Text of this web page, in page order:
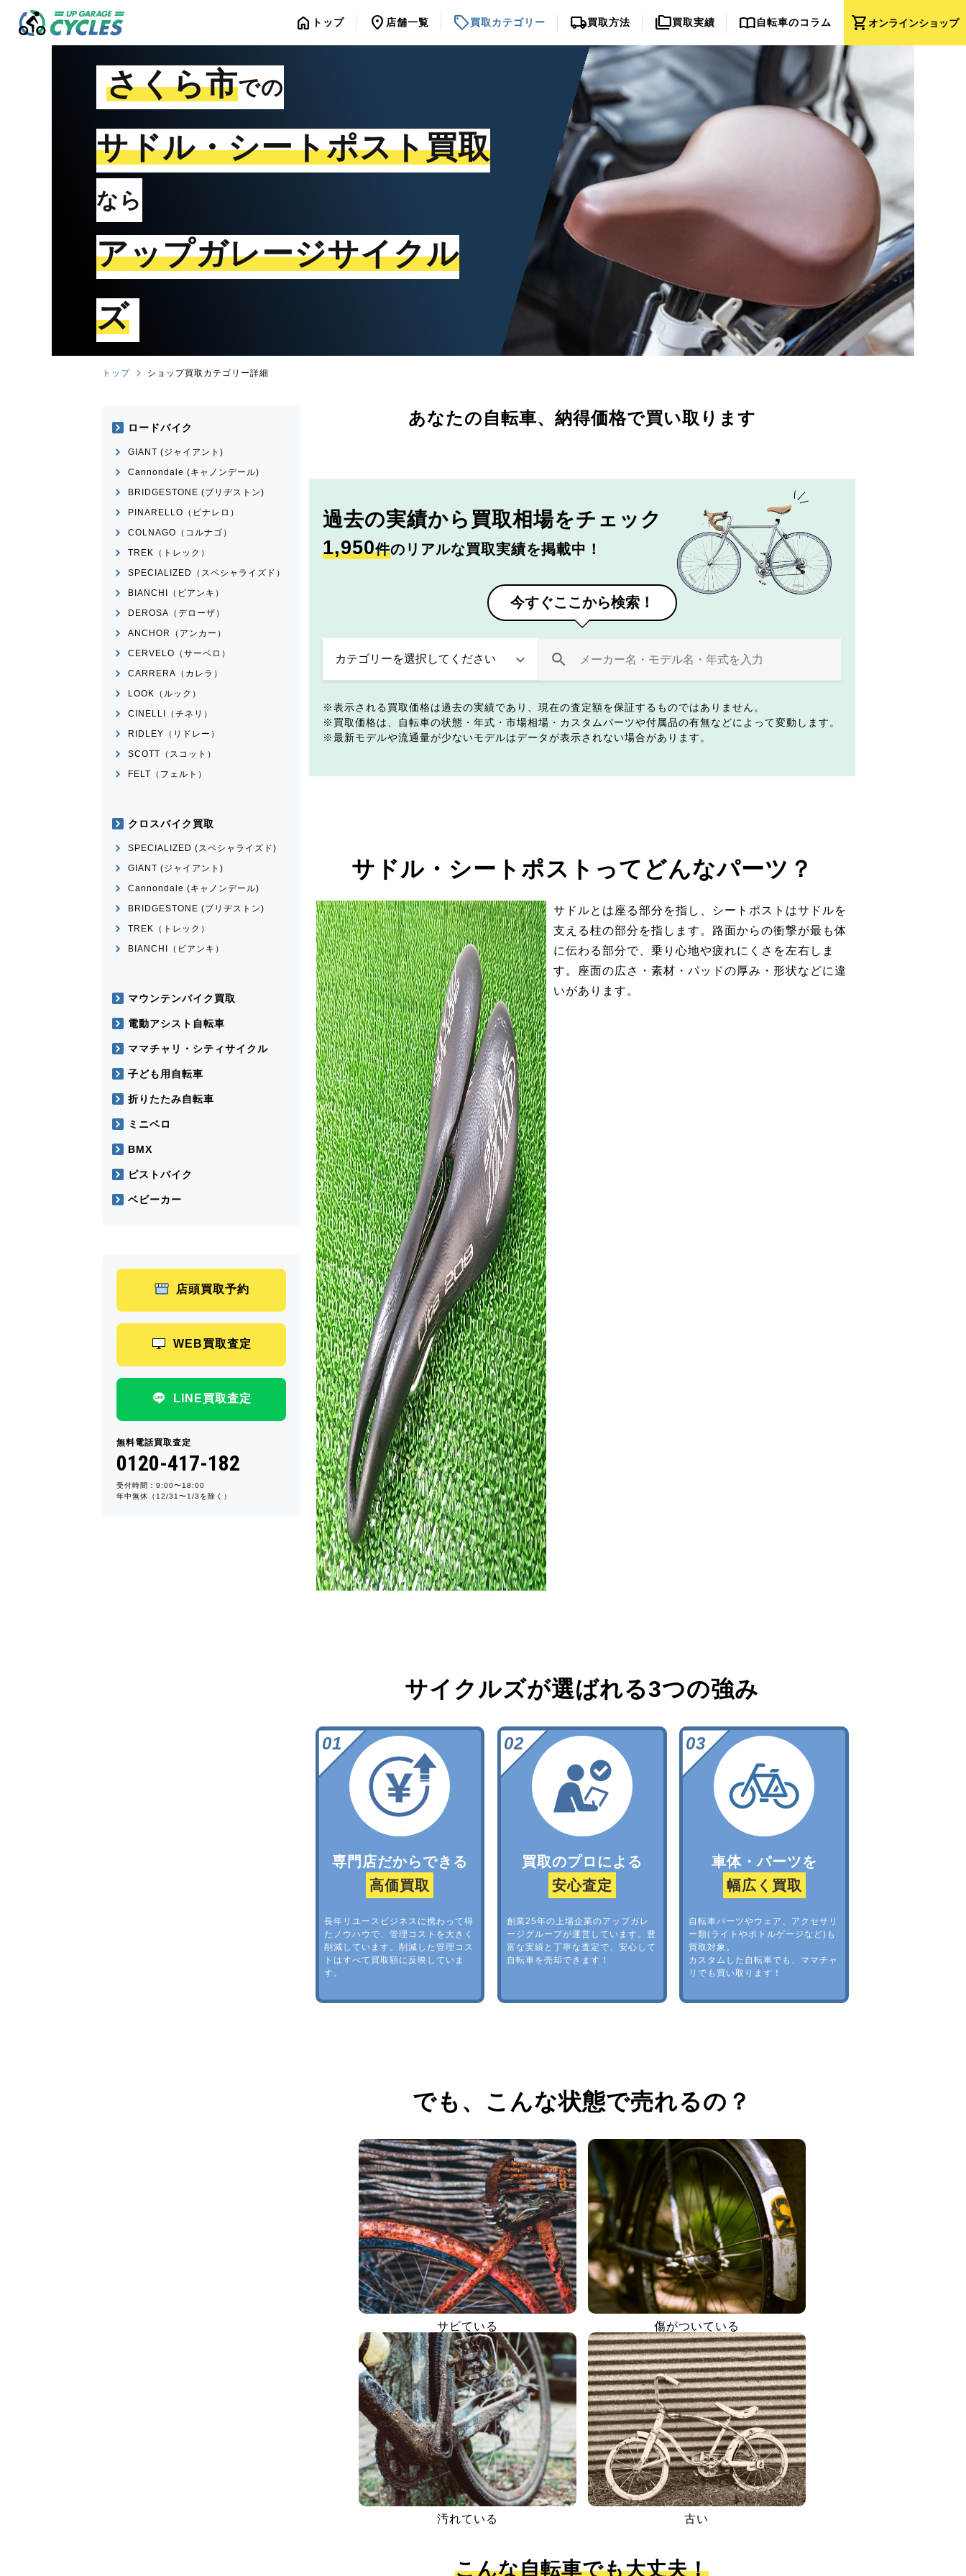
shopping_cartオンラインショップ
home トップ location_on 店舗一覧 sell買取カテゴリー local_shipping買取方法 folder_copy買取実績 import_contacts自転車のコラム
さくら市での
サドル・シートポスト買取
なら
アップガレージサイクル
ズ
トップ ショップ買取カテゴリー詳細
あなたの自転車、 納得価格で買い取ります
過去の実績から 買取相場をチェック
1,950件のリアルな買取実績を掲載中！
今すぐここから検索！
表示される買取価格は過去の実績であり、現在の査定額を保証するものではありません。
買取価格は、自転車の状態・年式・市場相場・カスタムパーツや付属品の有無などによって変動します。
最新モデルや流通量が少ないモデルはデータが表示されない場合があります。
サドル・シートポストってどんなパーツ？
サドルとは座る部分を指し、シートポストはサドルを
支える柱の部分を指します。路面からの衝撃が最も体
に伝わる部分で、乗り心地や疲れにくさを左右しま
す。座面の広さ・素材・パッドの厚み・形状などに違
いがあります。
サイクルズが選ばれる3つの強み
専門店だからできる
高価買取
長年リユースビジネスに携わって得
たノウハウで、管理コストを大きく
削減しています。削減した管理コス
トはすべて買取額に反映していま
す。
買取のプロによる
安心査定
創業25年の上場企業のアップガレ
ージグループが運営しています。豊
富な実績と丁寧な査定で、安心して
自転車を売却できます！
車体・パーツを
幅広く買取
自転車パーツやウェア、アクセサリ
ー類(ライトやボトルゲージなど)も
買取対象。
カスタムした自転車でも、ママチャ
リでも買い取ります！
でも、 こんな状態で売れるの？
サビている 傷がついている
汚れている 古い
こんな自転車でも大丈夫！
ロードバイク
GIANT (ジャイアント)
Cannondale (キャノンデール)
BRIDGESTONE (ブリヂストン)
PINARELLO（ピナレロ）
COLNAGO（コルナゴ）
TREK（トレック）
SPECIALIZED（スペシャライズド）
BIANCHI（ビアンキ）
DEROSA（デローザ）
ANCHOR（アンカー）
CERVELO（サーベロ）
CARRERA（カレラ）
LOOK（ルック）
CINELLI（チネリ）
RIDLEY（リドレー）
SCOTT（スコット）
FELT（フェルト）
クロスバイク買取
SPECIALIZED (スペシャライズド)
GIANT (ジャイアント)
Cannondale (キャノンデール)
BRIDGESTONE (ブリヂストン)
TREK（トレック）
BIANCHI（ビアンキ）
マウンテンバイク買取
電動アシスト自転車
ママチャリ・シティサイクル
子ども用自転車
折りたたみ自転車
ミニベロ
BMX
ピストバイク
ベビーカー
店頭買取予約
WEB買取査定
LINE買取査定
無料電話買取査定
0120-417-182
受付時間：9:00〜18:00
年中無休（12/31〜1/3を除く）